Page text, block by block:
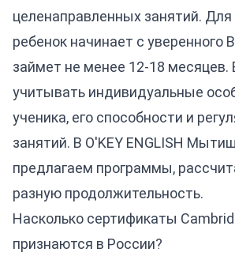
целенаправленных занятий. Для
ребенок начинает с уверенного
займет не менее 12-18 месяцев.
учитывать индивидуальные
ученика, его способности и
занятий. В O'KEY ENGLISH
предлагаем программы,
разную продолжительность.
Насколько сертификаты
признаются в России?